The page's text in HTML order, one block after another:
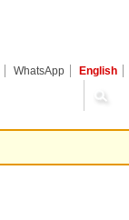
WhatsApp English